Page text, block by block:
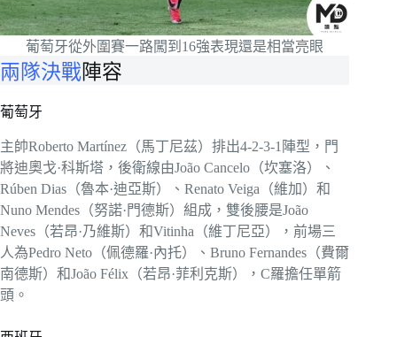
葡萄牙從外圍賽一路闖到16強表現還是相當亮眼
兩隊決戰陣容
葡萄牙
主帥Roberto Martínez（馬丁尼茲）排出4-2-3-1陣型，門
將迪奧戈·科斯塔，後衛線由João Cancelo（坎塞洛）、
Rúben Dias（魯本·迪亞斯）、Renato Veiga（維加）和
Nuno Mendes（努諾·門德斯）組成，雙後腰是João
Neves（若昂·乃維斯）和Vitinha（維丁尼亞），前場三
人為Pedro Neto（佩德羅·內托）、Bruno Fernandes（費爾
南德斯）和João Félix（若昂·菲利克斯），C羅擔任單箭
頭。